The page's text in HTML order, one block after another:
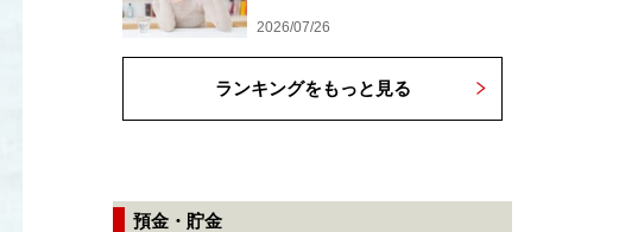
2026/07/26
ランキングをもっと見る
預金・貯金